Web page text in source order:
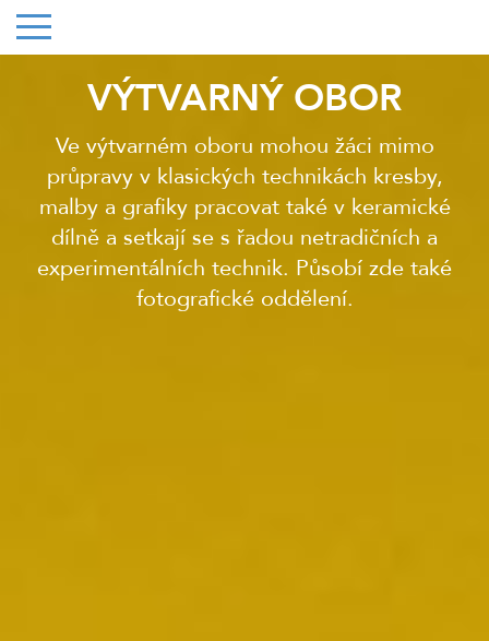
VÝTVARNÝ OBOR
Ve výtvarném oboru mohou žáci mimo
průpravy v klasických technikách kresby,
malby a grafiky pracovat také v keramické
dílně a setkají se s řadou netradičních a
experimentálních technik. Působí zde také
fotografické oddělení.